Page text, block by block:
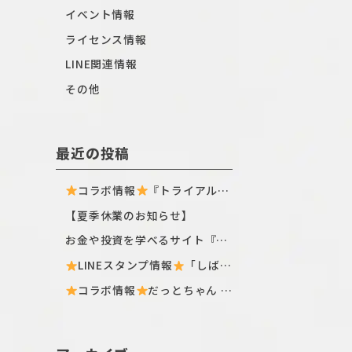
イベント情報
ライセンス情報
LINE関連情報
その他
最近の投稿
コラボ情報
『トライアル×しばんばん』全国のトライアル店舗・ECサイトにてTシャツ新シリーズが登場〈ฅ `ᴥ´ ฅ〉
【夏季休業のお知らせ】
お金や投資を学べるサイト『日興フロッギー』にてTomo.Nがぴよこ豆のイラストを描き下ろしました
LINEスタンプ情報
「しばんばん」とLINEオープンチャットがコラボしたスタンプが初登場！
コラボ情報
だっとちゃん × はにくじランド